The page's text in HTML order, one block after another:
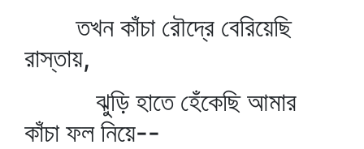
তখন কাঁচা রৌদ্রে বেরিয়েছি
রাস্তায়,
ঝুড়ি হাতে হেঁকেছি আমার
কাঁচা ফল নিয়ে--